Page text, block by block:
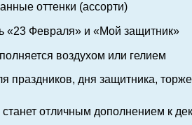
оттенки (ассорти)
«23 Февраля» и «Мой защитник»
воздухом или гелием
праздников, дня защитника,
отличным дополнением к